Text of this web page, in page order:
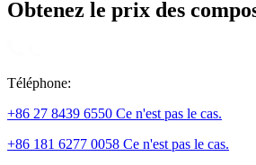
Obtenez le prix des
Téléphone:
+86 27 8439 6550 Ce n'est pas le cas.
+86 181 6277 0058 Ce n'est pas le cas.